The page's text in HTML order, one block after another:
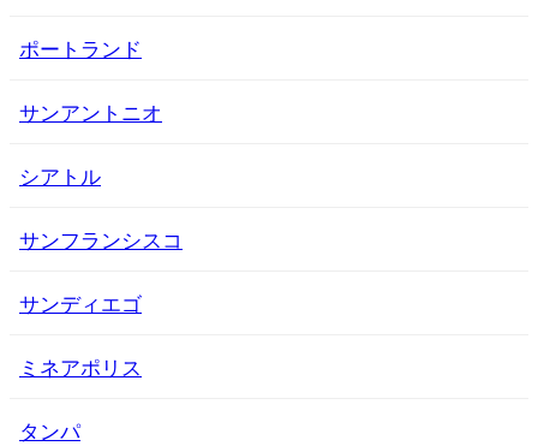
ポートランド
サンアントニオ
シアトル
サンフランシスコ
サンディエゴ
ミネアポリス
タンパ